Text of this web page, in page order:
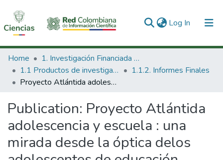
Log In (current)
Communities & Collections
All of DSpace
Home
1. Investigación Financiada con Recursos Públicos
1.1 Productos de investigación
1.1.2. Informes Finales
Proyecto Atlántida adolescencia y escuela : una mirada desde la óptica delos adolescentes de educación secundaria en Colombia
Publication: Proyecto Atlántida
adolescencia y escuela : una
mirada desde la óptica delos